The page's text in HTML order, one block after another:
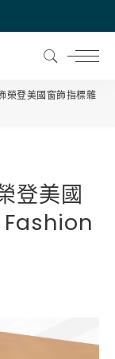
榮登美國窗飾指標雜
登美國
Fashion